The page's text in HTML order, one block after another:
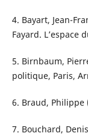
4. Bayart, Jean-
Fayard. L’espace
5. Birnbaum,
politique, Paris,
6. Braud, Philippe
7. Bouchard,